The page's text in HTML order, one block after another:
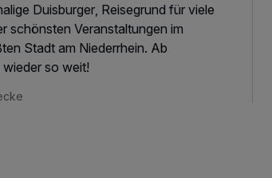
Duisburger, Reisegrund für viele
schönsten Veranstaltungen im
Stadt am Niederrhein. Ab
so weit!